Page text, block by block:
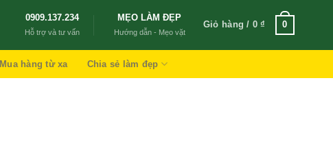
0909.137.234
Hỗ trợ và tư vấn
MẸO LÀM ĐẸP
Hướng dẫn - Mẹo vặt
Giỏ hàng / 0₫ 0
Mua hàng từ xa Chia sẻ làm đẹp